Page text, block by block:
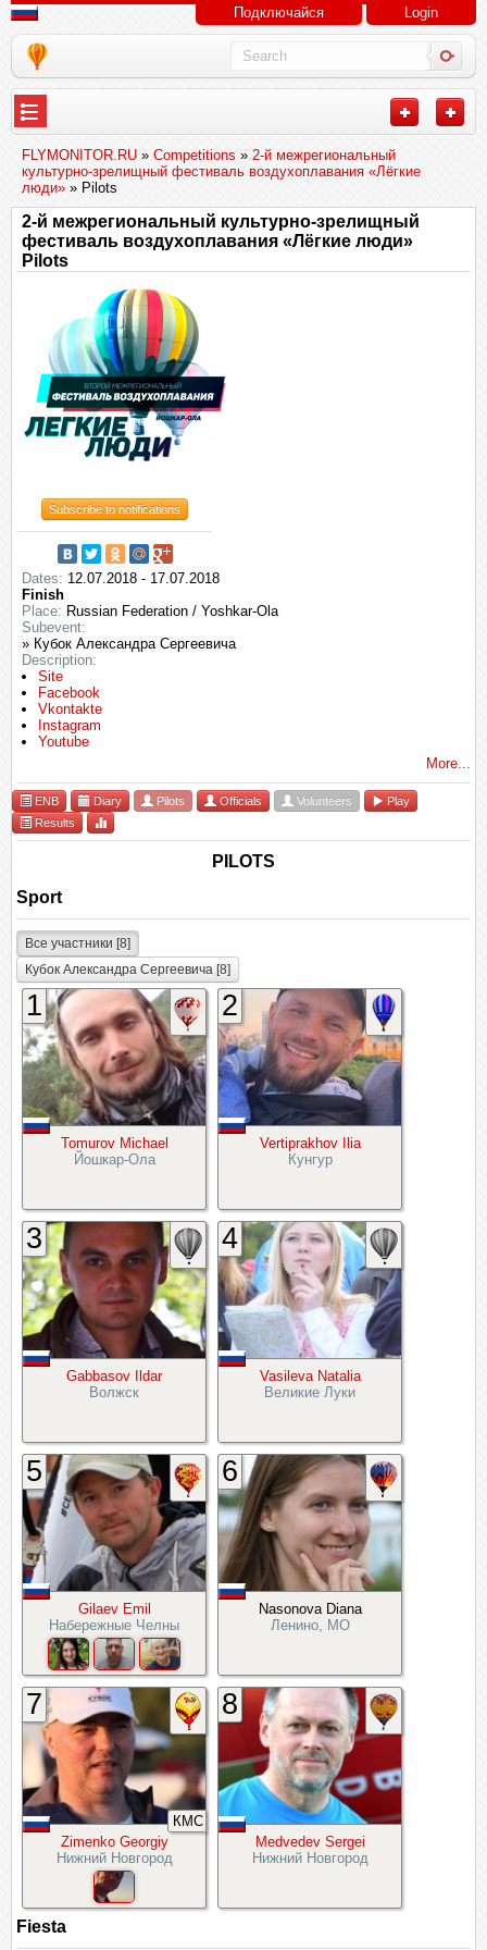
Подключайся Login
FLYMONITOR.RU » Competitions » 2-й межрегиональный
культурно-зрелищный фестиваль воздухоплавания «Лёгкие
люди» » Pilots
2-й межрегиональный культурно-зрелищный
фестиваль воздухоплавания «Лёгкие люди»
Pilots
Subscribe to notifications
Dates: 12.07.2018 - 17.07.2018
Finish
Place: Russian Federation / Yoshkar-Ola
Subevent:
» Кубок Александра Сергеевича
Description:
Site
Facebook
Vkontakte
Instagram
Youtube
More...
ENB Diary Pilots Officials Volunteers
Play
Results
PILOTS
Sport
Все участники [8]
Кубок Александра Сергеевича [8]
Tomurov Michael
Йошкар-Ола
1
Vertiprakhov Ilia
Кунгур
2
Gabbasov Ildar
Волжск
3
Vasileva Natalia
Великие Луки
4
Gilaev Emil
Набережные Челны
5
Nasonova Diana
Ленино, МО
6
Zimenko Georgiy
Нижний Новгород
КМС
7
Medvedev Sergei
Нижний Новгород
8
Fiesta